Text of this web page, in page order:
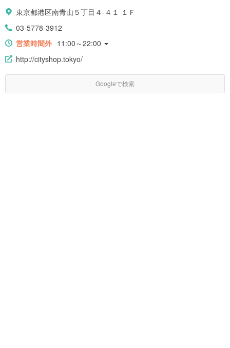
東京都港区南青山５丁目４-４１ １Ｆ
03-5778-3912
営業時間外 11:00～22:00
http://cityshop.tokyo/
Googleで検索